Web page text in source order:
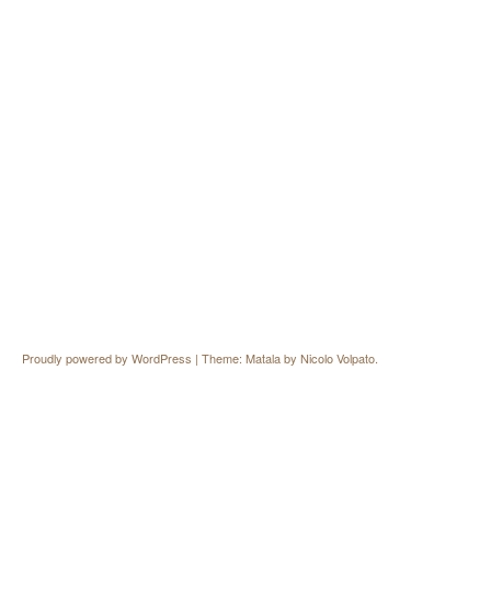
Proudly powered by WordPress | Theme: Matala by Nicolo Volpato.